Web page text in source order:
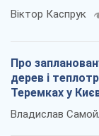
Віктор Каспрук
Про
дерев і
Теремках у
Владислав